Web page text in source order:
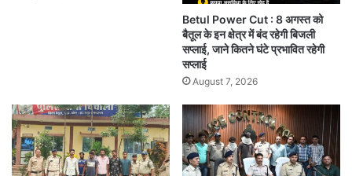
Betul Power Cut : 8 अगस्त को
बैतूल के इन क्षेत्र में बंद रहेगी बिजली
सप्लाई, जाने कितने घंटे प्रभावित रहेगी
सप्लाई
August 7, 2026